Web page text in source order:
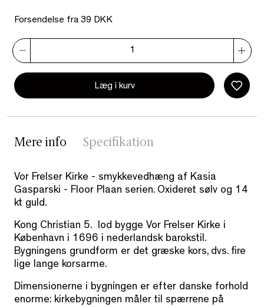
Forsendelse fra 39 DKK
Læg i kurv
Mere info Specifikation
Vor Frelser Kirke - smykkevedhæng af Kasia
Gasparski - Floor Plaan serien. Oxideret sølv og 14
kt guld.
Kong Christian 5. lod bygge Vor Frelser Kirke i
København i 1696 i nederlandsk barokstil.
Bygningens grundform er det græske kors, dvs. fire
lige lange korsarme.
Dimensionerne i bygningen er efter danske forhold
enorme: kirkebygningen måler til spærrene på